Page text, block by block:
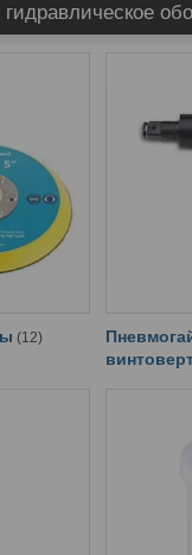
12